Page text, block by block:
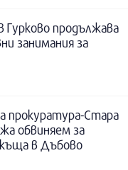
продължава
занимания за
прокуратура-Стара
обвиняем за
в Дъбово